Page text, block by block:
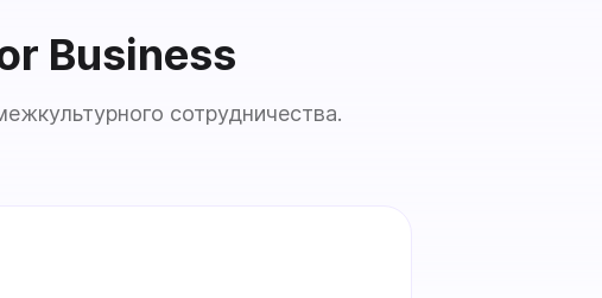
Business
сотрудничества.